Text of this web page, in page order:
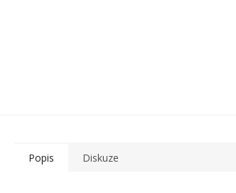
Popis Diskuze